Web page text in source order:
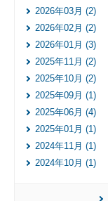
オ
フィ
ラボ
ファ
ンド
ビジ
ネス
マッ
チン
2026年03月 (2)
2026年02月 (2)
2026年01月 (3)
2025年11月 (2)
2025年10月 (2)
2025年09月 (1)
2025年06月 (4)
2025年01月 (1)
2024年11月 (1)
2024年10月 (1)